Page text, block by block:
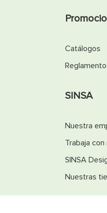
Catálogos
SINSA
Nuestra
Trabaja
SINSA
Nuestras